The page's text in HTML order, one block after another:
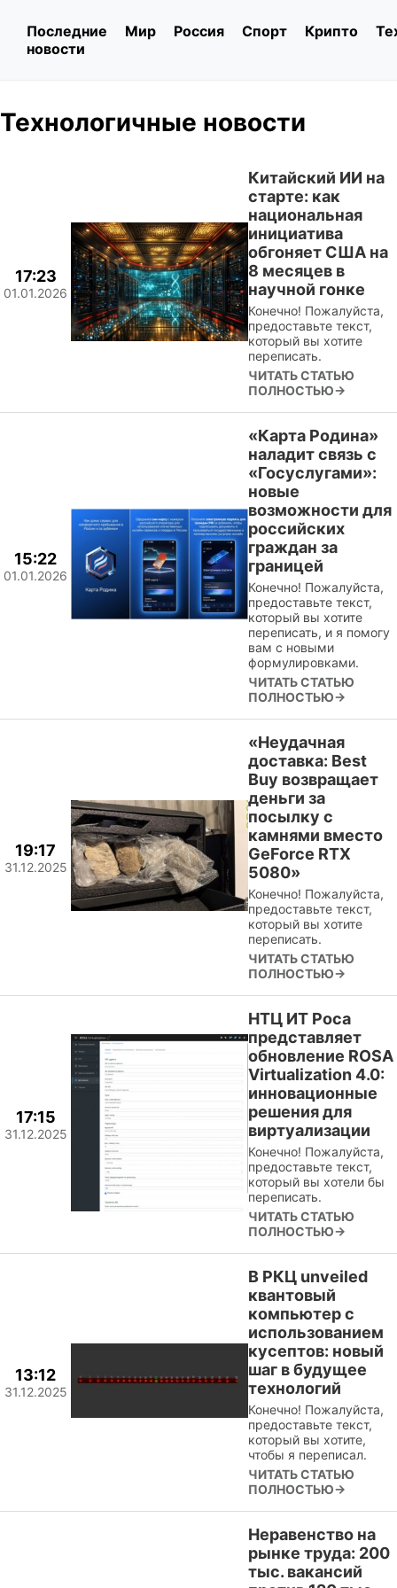
Последние
новости
Мир Россия Спорт Крипто
Технологичные новости
17:23
01.01.2026
Китайский ИИ на
старте: как
национальная
инициатива
обгоняет США на
8 месяцев в
научной гонке
Конечно! Пожалуйста,
предоставьте текст,
который вы хотите
переписать.
ЧИТАТЬ СТАТЬЮ
ПОЛНОСТЬЮ→
15:22
01.01.2026
«Карта Родина»
наладит связь с
«Госуслугами»:
новые
возможности для
российских
граждан за
границей
Конечно! Пожалуйста,
предоставьте текст,
который вы хотите
переписать, и я помогу
вам с новыми
формулировками.
ЧИТАТЬ СТАТЬЮ
ПОЛНОСТЬЮ→
19:17
31.12.2025
«Неудачная
доставка: Best
Buy возвращает
деньги за
посылку с
камнями вместо
GeForce RTX
5080»
Конечно! Пожалуйста,
предоставьте текст,
который вы хотите
переписать.
ЧИТАТЬ СТАТЬЮ
ПОЛНОСТЬЮ→
17:15
31.12.2025
НТЦ ИТ Роса
представляет
обновление ROSA
Virtualization 4.0:
инновационные
решения для
виртуализации
Конечно! Пожалуйста,
предоставьте текст,
который вы хотели бы
переписать.
ЧИТАТЬ СТАТЬЮ
ПОЛНОСТЬЮ→
13:12
31.12.2025
В РКЦ unveiled
квантовый
компьютер с
использованием
кусептов: новый
шаг в будущее
технологий
Конечно! Пожалуйста,
предоставьте текст,
который вы хотите,
чтобы я переписал.
ЧИТАТЬ СТАТЬЮ
ПОЛНОСТЬЮ→
Неравенство на
рынке труда: 200
тыс. вакансий